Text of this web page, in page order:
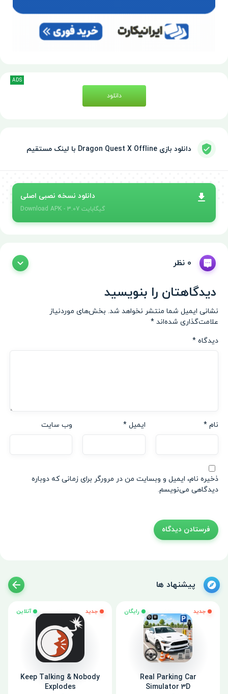
دانلود
ADS
دانلود بازی Dragon Quest X Offline با لینک مستقیم
دانلود نسخه نصبی اصلی
Download APK - 3.07 گیگابایت
0 نظر
دیدگاهتان را بنویسید
نشانی ایمیل شما منتشر نخواهد شد. بخش‌های موردنیاز
علامت‌گذاری شده‌اند *
دیدگاه *
نام * ایمیل* وب‌ سایت
ذخیره نام، ایمیل و وبسایت من در مرورگر برای زمانی که دوباره
دیدگاهی می‌نویسم.
پیشنهاد ها
جدید رایگان
Real Parking Car
Simulator 3D
جدید آنلاین
Keep Talking & Nobody
Explodes